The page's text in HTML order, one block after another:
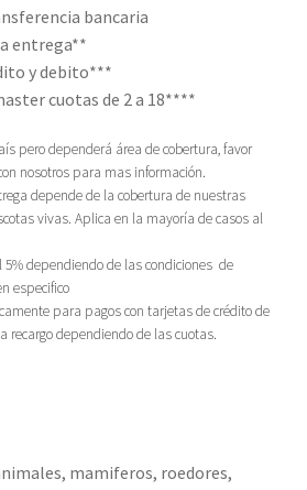
bancaria
entrega**
y debito***
cuotas de 2 a 18****
pero dependerá área de cobertura, favor
nosotros para mas información.
depende de la cobertura de nuestras
vivas. Aplica en la mayoría de casos al
5% dependiendo de las condiciones de
especifico
para pagos con tarjetas de crédito de
recargo dependiendo de las cuotas.
mamiferos, roedores,